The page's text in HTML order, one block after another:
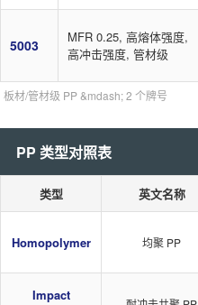
5003
MFR 0.25, 高熔体强度,
高冲击强度, 管材级
板材/管材级 PP &mdash; 2 个牌号
PP 类型对照表
类型 英文名称
Homopolymer 均聚 PP
Impact